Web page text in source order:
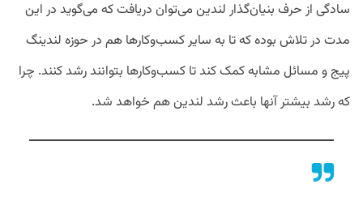
سادگی از حرف بنیان‌گذار لندین می‌توان دریافت که می‌گوید در این
مدت در تلاش بوده که تا به سایر کسب‌وکارها هم در حوزه لندینگ
پیج و مسائل مشابه کمک کند تا کسب‌وکارها بتوانند رشد کنند. چرا
که رشد بیشتر آنها باعث رشد لندین هم خواهد شد.